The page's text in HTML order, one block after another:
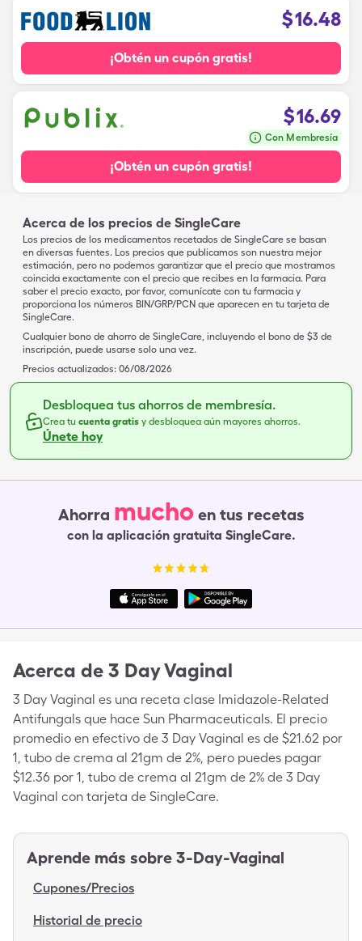
$16.48
¡Obtén un cupón gratis!
$16.69
Con Membresía
¡Obtén un cupón gratis!
Acerca de los precios de SingleCare
Los precios de los medicamentos recetados de SingleCare se basan
en diversas fuentes. Los precios que publicamos son nuestra mejor
estimación, pero no podemos garantizar que el precio que mostramos
coincida exactamente con el precio que recibes en la farmacia. Para
saber el precio exacto, por favor, comunícate con tu farmacia y
proporciona los números BIN/GRP/PCN que aparecen en tu tarjeta de
SingleCare.
Cualquier bono de ahorro de SingleCare, incluyendo el bono de $3 de
inscripción, puede usarse solo una vez.
Precios actualizados: 06/08/2026
Desbloquea tus ahorros de membresía.
Crea tu cuenta gratis y desbloquea aún mayores ahorros.
Únete hoy
Ahorra mucho en tus recetas
con la aplicación gratuita SingleCare.
Acerca de 3 Day Vaginal
3 Day Vaginal es una receta clase Imidazole-Related
Antifungals que hace Sun Pharmaceuticals. El precio
promedio en efectivo de 3 Day Vaginal es de $21.62 por
1, tubo de crema al 21gm de 2%, pero puedes pagar
$12.36 por 1, tubo de crema al 21gm de 2% de 3 Day
Vaginal con tarjeta de SingleCare.
Aprende más sobre 3-Day-Vaginal
Cupones/Precios
Historial de precio